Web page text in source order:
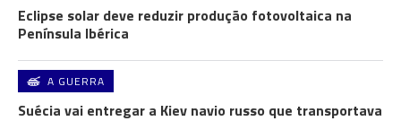
Eclipse solar deve reduzir produção fotovoltaica na
Península Ibérica
A GUERRA
Suécia vai entregar a Kiev navio russo que transportava